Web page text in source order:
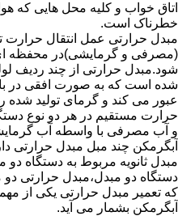
اتاق خواب و کلیه محل هایی که
خطرناک است.
مبدل حرارتی عمل انتقال
(مصرفی و گرمایشی)در محفظه ای
شود.مبدل حرارتی از چند ردیف
شده است که به صورت افقی در
عبور می کند و گرمای تولید شده
حرارت مستقیم در هر دو نوع
و آب مصرفی با واسطه آب
آبگرمکن چند مبل مبدل حرارتی
مبدل ثانویه مربوط به دستگاه
دستگاه دو مبدل،مبدل حرارتی
که تعمیر مبدل حرارتی یکی از
آبگرمکن بشمار می آید.